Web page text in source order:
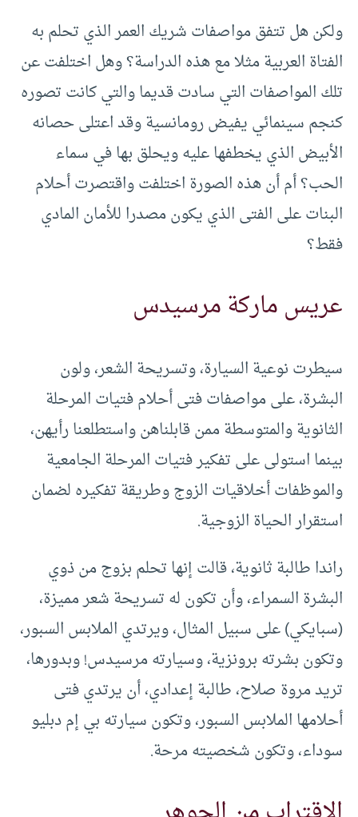
ولكن هل تتفق مواصفات شريك العمر الذي تحلم به
الفتاة العربية مثلا مع هذه الدراسة؟ وهل اختلفت عن
تلك المواصفات التي سادت قديما والتي كانت تصوره
كنجم سينمائي يفيض رومانسية وقد اعتلى حصانه
الأبيض الذي يخطفها عليه ويحلق بها في سماء
الحب؟ أم أن هذه الصورة اختلفت واقتصرت أحلام
البنات على الفتى الذي يكون مصدرا للأمان المادي
فقط؟
عريس ماركة مرسيدس
سيطرت نوعية السيارة، وتسريحة الشعر، ولون
البشرة، على مواصفات فتى أحلام فتيات المرحلة
الثانوية والمتوسطة ممن قابلناهن واستطلعنا رأيهن،
بينما استولى على تفكير فتيات المرحلة الجامعية
والموظفات أخلاقيات الزوج وطريقة تفكيره لضمان
استقرار الحياة الزوجية.
راندا طالبة ثانوية، قالت إنها تحلم بزوج من ذوي
البشرة السمراء، وأن تكون له تسريحة شعر مميزة،
(سبايكي) على سبيل المثال، ويرتدي الملابس السبور،
وتكون بشرته برونزية، وسيارته مرسيدس! وبدورها،
تريد مروة صلاح، طالبة إعدادي، أن يرتدي فتى
أحلامها الملابس السبور، وتكون سيارته بي إم دبليو
سوداء، وتكون شخصيته مرحة.